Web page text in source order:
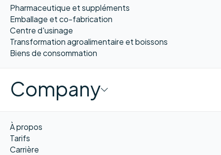
Pharmaceutique et suppléments
Emballage et co-fabrication
Centre d'usinage
Transformation agroalimentaire et boissons
Biens de consommation
Company
À propos
Tarifs
Carrière